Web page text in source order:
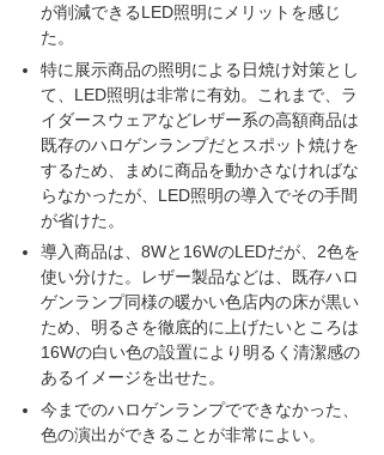
が削減できるLED照明にメリットを感じ
た。
特に展示商品の照明による日焼け対策とし
て、LED照明は非常に有効。これまで、ラ
イダースウェアなどレザー系の高額商品は
既存のハロゲンランプだとスポット焼けを
するため、まめに商品を動かさなければな
らなかったが、LED照明の導入でその手間
が省けた。
導入商品は、8Wと16WのLEDだが、2色を
使い分けた。レザー製品などは、既存ハロ
ゲンランプ同様の暖かい色店内の床が黒い
ため、明るさを徹底的に上げたいところは
16Wの白い色の設置により明るく清潔感の
あるイメージを出せた。
今までのハロゲンランプでできなかった、
色の演出ができることが非常によい。